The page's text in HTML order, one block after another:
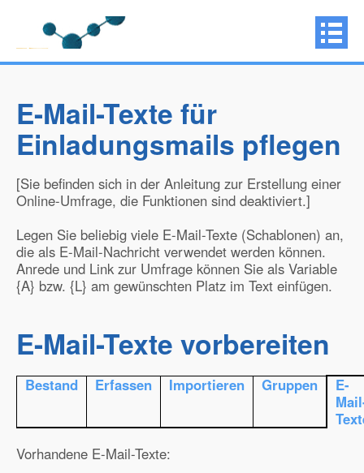
E-Mail-Texte für
Einladungsmails pflegen
[Sie befinden sich in der Anleitung zur Erstellung einer
Online-Umfrage, die Funktionen sind deaktiviert.]
Legen Sie beliebig viele E-Mail-Texte (Schablonen) an,
die als E-Mail-Nachricht verwendet werden können.
Anrede und Link zur Umfrage können Sie als Variable
{A} bzw. {L} am gewünschten Platz im Text einfügen.
E-Mail-Texte vorbereiten
Bestand Erfassen Importieren Gruppen
E-
Vorhandene E-Mail-Texte: